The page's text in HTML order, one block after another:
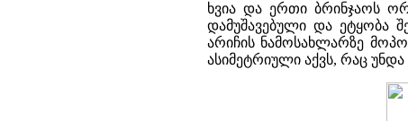
ხვია და ერთი ბრინჯაოს
დამუშავებული და ეტყობა
არიჩის ნამოსახლარზე
ასიმეტრიული აქვს, რაც